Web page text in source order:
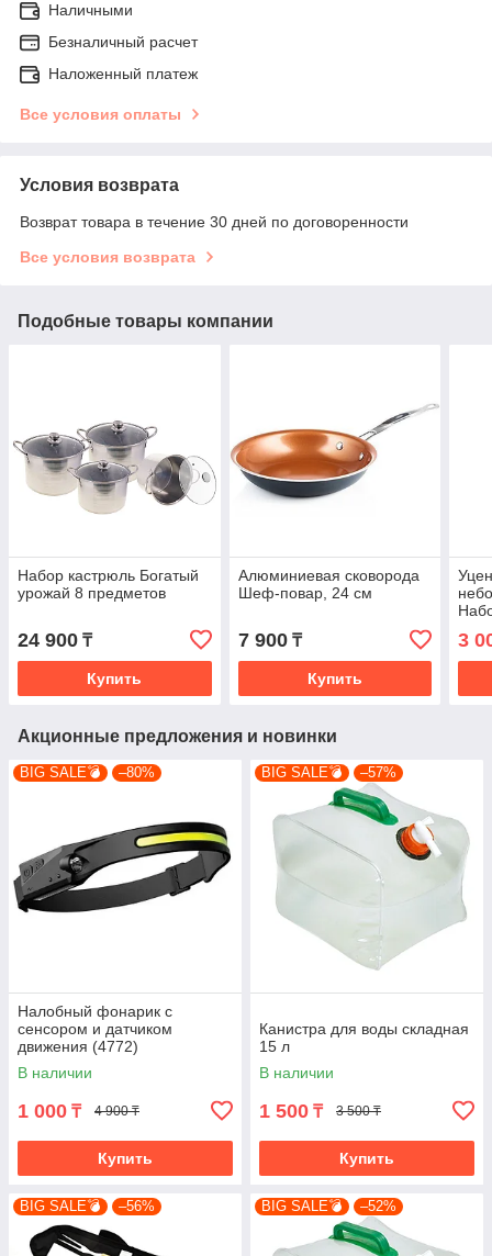
Наличными
Безналичный расчет
Наложенный платеж
Все условия оплаты
Условия возврата
Возврат товара в течение 30 дней по договоренности
Все условия возврата
Подобные товары компании
Набор кастрюль Богатый
урожай 8 предметов
24 900 ₸
Купить
Алюминиевая сковорода
Шеф-повар, 24 см
7 900₸
Купить
3
Акционные предложения и новинки
BIG SALE💣 –80%
Налобный фонарик с
сенсором и датчиком
движения (4772)
В наличии
1 000 ₸ 4 900 ₸
Купить
BIG SALE💣 –57%
Канистра для воды складная
15 л
В наличии
1 500 ₸ 3 500 ₸
Купить
BIG SALE💣 –56% BIG SALE💣 –52%